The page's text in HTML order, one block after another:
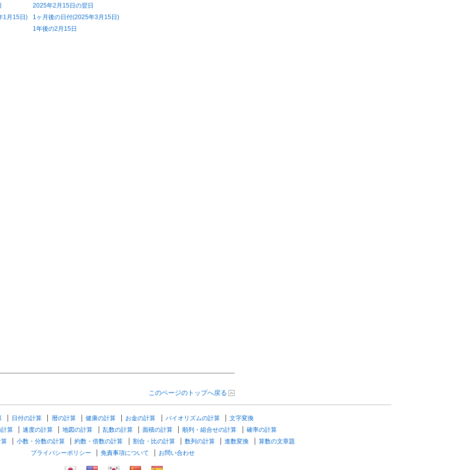
2025年2月15日の翌日
1月15日)
1ヶ月後の日付(2025年3月15日)
1年後の2月15日
このページのトップへ戻る
日付の計算 暦の計算 健康の計算 お金の計算 バイオリズムの計算
文字変換
算 速度の計算 地図の計算 乱数の計算 面積の計算 順列・組合せの計算
確率の計算
小数・分数の計算 約数・倍数の計算 割合・比の計算 数列の計算 進数変換
算数の文章題
プライバシーポリシー
免責事項について お問い合わせ